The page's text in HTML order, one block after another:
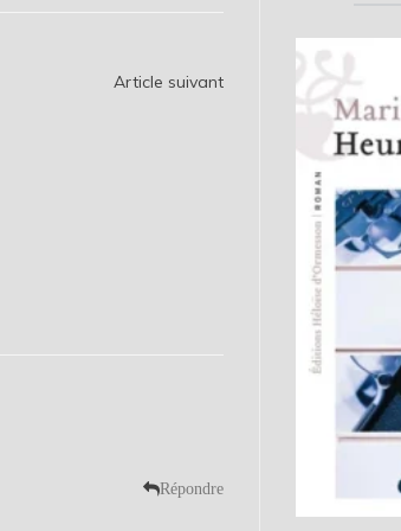
Article suivant
Répondre